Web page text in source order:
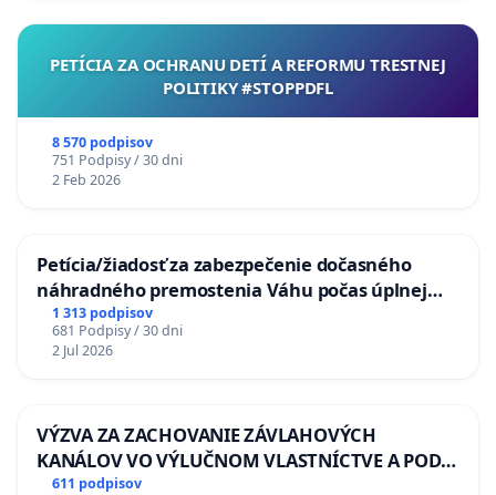
PETÍCIA ZA OCHRANU DETÍ A REFORMU TRESTNEJ
POLITIKY #STOPPDFL
8 570 podpisov
751 Podpisy / 30 dni
2 Feb 2026
Petícia/žiadosť za zabezpečenie dočasného
náhradného premostenia Váhu počas úplnej
uzávery Vážskeho mosta v Komárne
1 313 podpisov
681 Podpisy / 30 dni
2 Jul 2026
VÝZVA ZA ZACHOVANIE ZÁVLAHOVÝCH
KANÁLOV VO VÝLUČNOM VLASTNÍCTVE A POD
KONTROLOU SLOVENSKEJ REPUBLIKY & žiadosť
611 podpisov